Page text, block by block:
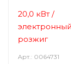
20,0 кВт /
электронный
розжиг
Арт.: 0064731